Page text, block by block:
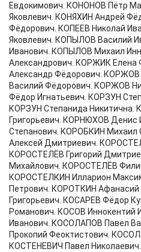
Евдокимович. КОНОНОВ Пётр
Яковлевич. КОНЯХИН Андрей
Фёдорович. КОПЕЕВ Николай
Яковлевич. КОПЫЛОВ Василий
Иванович. КОПЫЛОВ Михаил
Александрович. КОРЖИК
Александр Фёдорович.
Василий Фёдорович. КОРЖОВ
Фёдор Игнатьевич. КОРЗУН
КОРЗУН Степанида Никитична.
Григорьевич. КОРНЮХОВ Денис
Степанович. КОРОБКИН
Алексей Дмитриевич.
КОРОСТЕЛЁВ Григорий
Михайлович. КОРОСТЕЛЁВ
КОРОСТЕЛКИН Илларион
Петрович. КОРОТКИН
Григорьевич. КОСАРЕВ Фёдор
Романович. КОСОВ Иннокентий
Иванович. КОСОЛАПОВ Павел
Прокопий Феоктистович.
КОСТЕНЕВИЧ Павел